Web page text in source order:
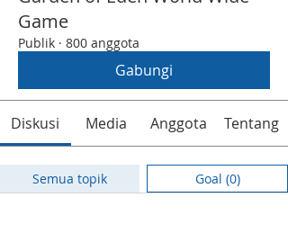
Game
Publik · 800 anggota
Gabungi
Diskusi Media Anggota Tentang
Semua topik Goal (0)